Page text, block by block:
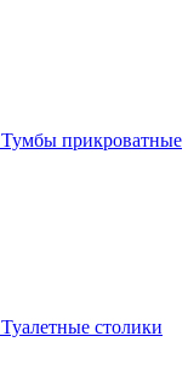
Тумбы прикроватные
Туалетные столики